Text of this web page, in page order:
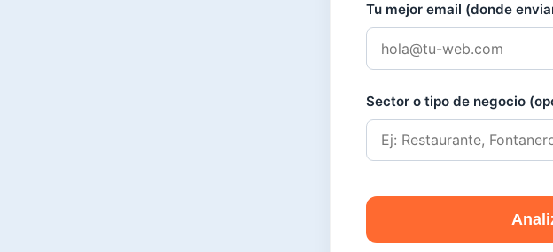
Tu mejor email (donde
Sector o tipo de negocio